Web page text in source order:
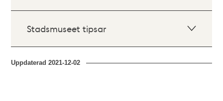
Stadsmuseet tipsar
Uppdaterad2021-12-02